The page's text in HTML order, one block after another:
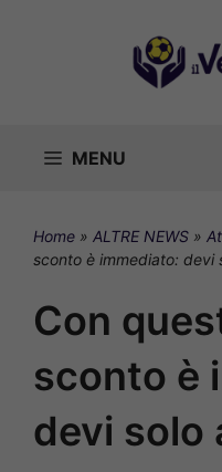
MENU
Home » ALTRE NEWS »
sconto è immediato: devi
Con
sconto è
devi solo